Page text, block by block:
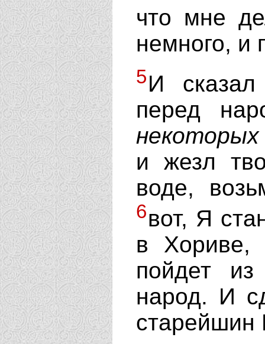
что мне
немного, и
5И
перед
некоторых
и жезл
воде,
6вот, Я
в
пойдет
народ. И
старейшин